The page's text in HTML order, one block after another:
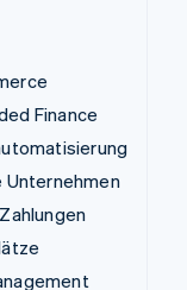
Finance
Unternehmen